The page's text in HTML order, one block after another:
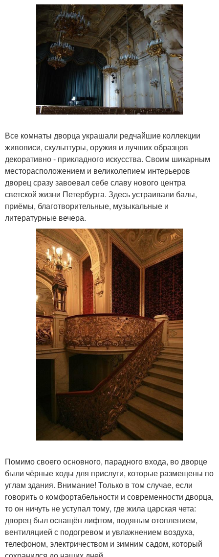
Все комнаты дворца украшали редчайшие коллекции
живописи, скульптуры, оружия и лучших образцов
декоративно - прикладного искусства. Своим шикарным
месторасположением и великолепием интерьеров
дворец сразу завоевал себе славу нового центра
светской жизни Петербурга. Здесь устраивали балы,
приёмы, благотворительные, музыкальные и
литературные вечера.
Помимо своего основного, парадного входа, во дворце
были чёрные ходы для прислуги, которые размещены по
углам здания. Внимание! Только в том случае, если
говорить о комфортабельности и современности дворца,
то он ничуть не уступал тому, где жила царская чета:
дворец был оснащён лифтом, водяным отоплением,
вентиляцией с подогревом и увлажнением воздуха,
телефоном, электричеством и зимним садом, который